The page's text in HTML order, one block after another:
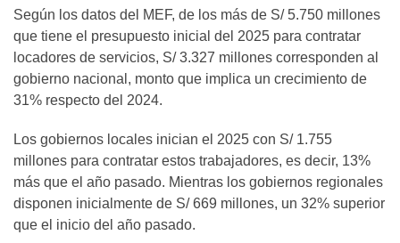
Según los datos del MEF, de los más de S/ 5.750 millones
que tiene el presupuesto inicial del 2025 para contratar
locadores de servicios, S/ 3.327 millones corresponden al
gobierno nacional, monto que implica un crecimiento de
31% respecto del 2024.
Los gobiernos locales inician el 2025 con S/ 1.755
millones para contratar estos trabajadores, es decir, 13%
más que el año pasado. Mientras los gobiernos regionales
disponen inicialmente de S/ 669 millones, un 32% superior
que el inicio del año pasado.